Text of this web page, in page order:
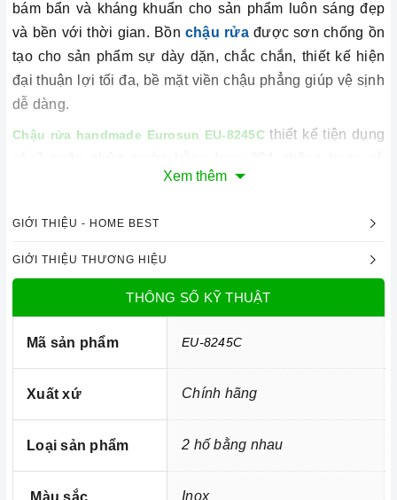
bám bẩn và kháng khuẩn cho sản phẩm luôn sáng đẹp
và bền với thời gian. Bồn chậu rửađược sơn chống ồn
tạo cho sản phẩm sự dày dặn, chắc chắn, thiết kế hiện
đại thuận lợi tối đa, bề mặt viền chậu phẳng giúp vệ sịnh
dễ dàng.
Chậu rửa handmade Eurosun EU-8245C thiết kế tiện dụng
chống ăn mòn nóng và lạnh khá rộng rãi tiện lợi khi cần
quá lâu.
Xem thêm
GIỚI THIỆU - HOME BEST
GIỚI THIỆU THƯƠNG HIỆU
THÔNG SỐ KỸ THUẬT
Mã sản phẩm EU-8245C
Xuất xứ Chính hãng
Loại sản phẩm 2 hố bằng nhau
Màu sắc Inox